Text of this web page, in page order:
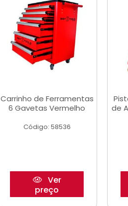
Carrinho de Ferramentas
6 Gavetas Vermelho
Código: 58536
Ver
preço
de